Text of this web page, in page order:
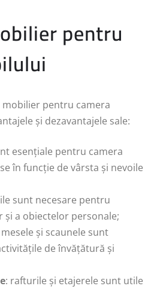
pentru
pentru camera
și dezavantajele sale:
esențiale pentru camera
în funcție de vârsta și nevoile
sunt necesare pentru
și a obiectelor personale;
mesele și scaunele sunt
de învățătură și
: rafturile și etajerele sunt utile